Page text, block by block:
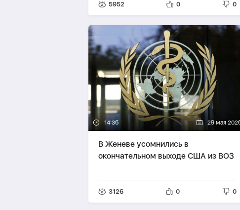
5952 0 0
14:36 29 мая
В Женеве усомнились в
окончательном выходе США из ВОЗ
3126 0 0